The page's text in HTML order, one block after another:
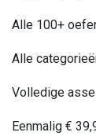
Alle 100+
Alle
Volledige
Eenmalig €